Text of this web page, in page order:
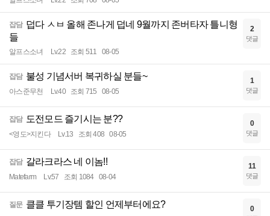
잡담 덥다 ㅅㅂ 올해 존나게 덥네 9월까지 존버타자 틀니형
들
알프스소녀 Lv.22 조회 511 08-05
2
댓글
잡담 불성 기념서버 복귀하실 분들~
아스준무천 Lv.40 조회 715 08-05
1
댓글
잡담 도전모드 즐기시는 분??
<영도>지킨다 Lv.13 조회 408 08-05
0
댓글
잡담 갈라크라스 네 이놈!!
Matefarm Lv.57 조회 1084 08-04
11
댓글
질문 클클 투기장템 할인 언제부터에요? 0